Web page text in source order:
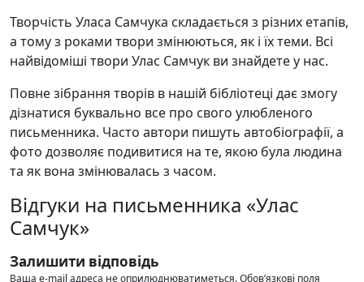
Творчість Уласа Самчука складається з різних етапів,
а тому з роками твори змінюються, як і їх теми. Всі
найвідоміші твори Улас Самчук ви знайдете у нас.
Повне зібрання творів в нашій бібліотеці дає змогу
дізнатися буквально все про свого улюбленого
письменника. Часто автори пишуть автобіографії, а
фото дозволяє подивитися на те, якою була людина
та як вона змінювалась з часом.
Відгуки на письменника «Улас
Самчук»
Залишити відповідь
Ваша e-mail адреса не оприлюднюватиметься.Обов’язкові поля